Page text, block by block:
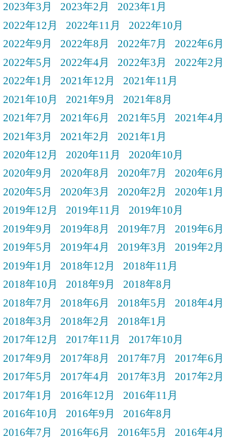
2023年3月
2023年2月
2023年1月
2022年12月
2022年11月
2022年10月
2022年9月
2022年8月 2022年7月
2022年6月
2022年5月
2022年4月 2022年3月
2022年2月
2022年1月
2021年12月
2021年11月
2021年10月
2021年9月
2021年8月
2021年7月
2021年6月 2021年5月
2021年4月
2021年3月
2021年2月
2021年1月
2020年12月
2020年11月
2020年10月
2020年9月
2020年8月 2020年7月
2020年6月
2020年5月
2020年3月 2020年2月
2020年1月
2019年12月
2019年11月
2019年10月
2019年9月
2019年8月 2019年7月
2019年6月
2019年5月
2019年4月 2019年3月
2019年2月
2019年1月
2018年12月
2018年11月
2018年10月
2018年9月
2018年8月
2018年7月
2018年6月 2018年5月
2018年4月
2018年3月
2018年2月
2018年1月
2017年12月
2017年11月
2017年10月
2017年9月
2017年8月 2017年7月
2017年6月
2017年5月
2017年4月 2017年3月
2017年2月
2017年1月
2016年12月
2016年11月
2016年10月
2016年9月
2016年8月
2016年7月
2016年6月 2016年5月 2016年4月